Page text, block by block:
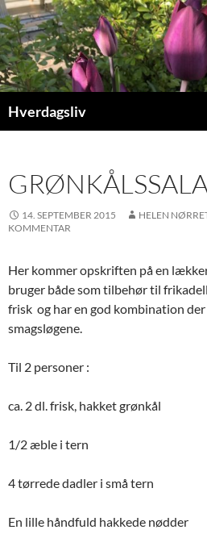
Hop
til
indhold
Hverdagsliv
14. SEPTEMBER 2015 HELEN
KOMMENTAR
Her kommer opskriften på en
bruger både som tilbehør til
frisk og har en god kombination
smagsløgene.
Til 2 personer :
ca. 2 dl. frisk, hakket grønkål
1/2 æble i tern
4 tørrede dadler i små tern
En lille håndfuld hakkede nødder